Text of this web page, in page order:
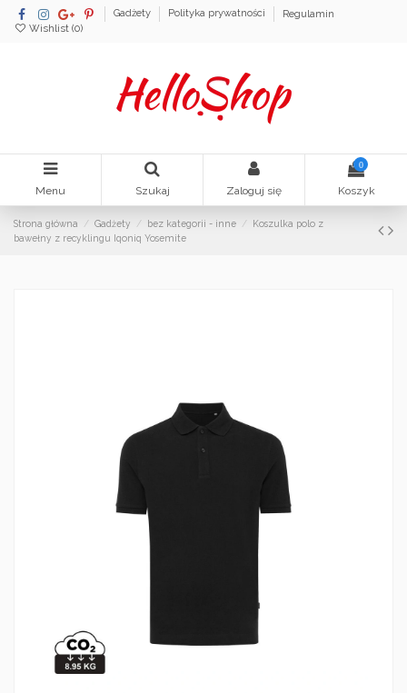
Gadżety Polityka prywatności
Regulamin
Wishlist (0)
Menu Szukaj Zaloguj się
0
Koszyk
Strona główna Gadżety bez kategorii - inne
Koszulka polo z
bawełny z recyklingu Iqoniq Yosemite